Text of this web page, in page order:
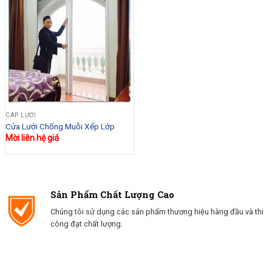
CÁP LƯỚI
Cửa Lưới Chống Muỗi Xếp Lớp
Mời liên hệ giá
Sản Phẩm Chất Lượng Cao
Chúng tôi sử dụng các sản phẩm thương hiệu hàng đầu và thi
công đạt chất lượng.